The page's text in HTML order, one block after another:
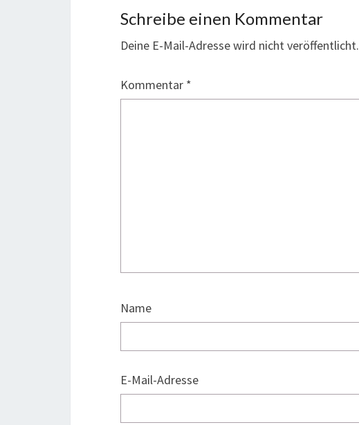
Schreibe einen Kommentar
Deine E-Mail-Adresse wird nicht veröffentlicht.
Kommentar *
Name
E-Mail-Adresse